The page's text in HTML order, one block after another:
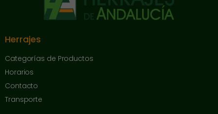
Herrajes
Categorías de Productos
Horarios
Contacto
Transporte